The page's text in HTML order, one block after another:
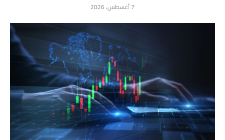
7 أغسطس، 2026